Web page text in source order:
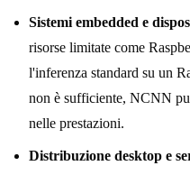
Sistemi embedded e
risorse limitate come
l'inferenza standard su un
non è sufficiente, NCNN
nelle prestazioni.
Distribuzione desktop e